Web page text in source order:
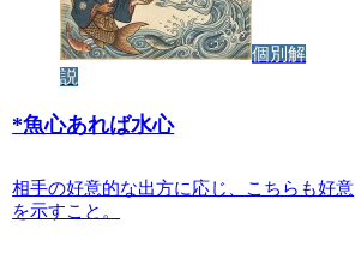
個別解
説
*魚心あれば水心
相手の好意的な出方に応じ、こちらも好意
を示すこと。